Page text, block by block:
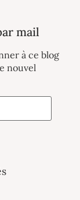
mail
à ce blog
nouvel